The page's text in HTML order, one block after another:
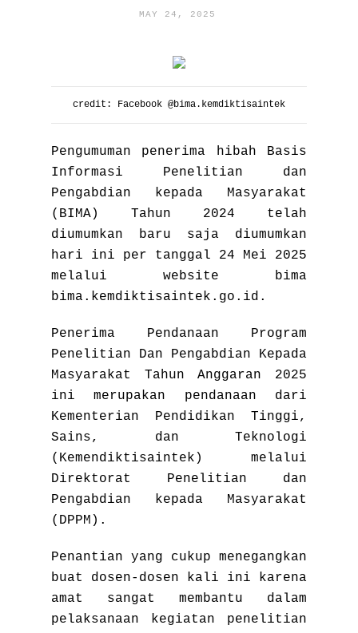
MAY 24, 2025
credit: Facebook @bima.kemdiktisaintek
Pengumuman penerima hibah Basis
Informasi Penelitian dan
Pengabdian kepada Masyarakat
(BIMA) Tahun 2024 telah
diumumkan baru saja diumumkan
hari ini per tanggal 24 Mei 2025
melalui website bima
bima.kemdiktisaintek.go.id.
Penerima Pendanaan Program
Penelitian Dan Pengabdian Kepada
Masyarakat Tahun Anggaran 2025
ini merupakan pendanaan dari
Kementerian Pendidikan Tinggi,
Sains, dan Teknologi
(Kemendiktisaintek) melalui
Direktorat Penelitian dan
Pengabdian kepada Masyarakat
(DPPM).
Penantian yang cukup menegangkan
buat dosen-dosen kali ini karena
amat sangat membantu dalam
pelaksanaan kegiatan penelitian